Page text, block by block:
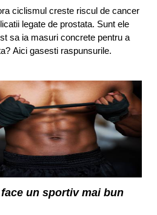
ciclismul creste riscul de cancer
legate de prostata. Sunt ele
sa ia masuri concrete pentru a
Aici gasesti raspunsurile.
un sportiv mai bun